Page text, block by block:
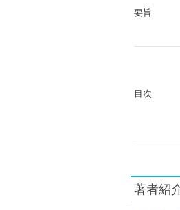
要旨
目次
著者紹